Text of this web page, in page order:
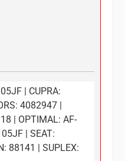
| CUPRA:
4082947 |
| OPTIMAL: AF-
| SEAT:
88141 | SUPLEX: